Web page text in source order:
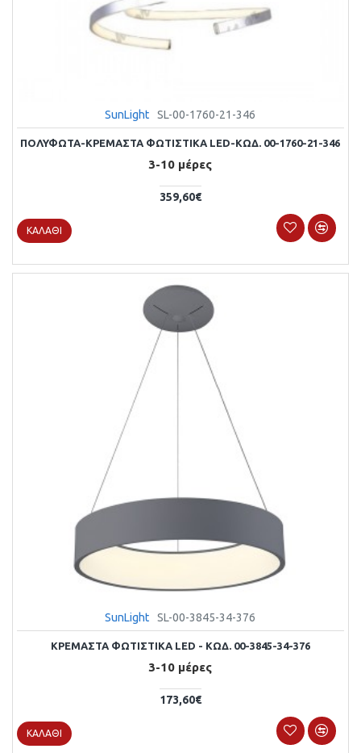
SunLight SL-00-1760-21-346
ΠΟΛΥΦΩΤΑ-ΚΡΕΜΑΣΤΑ ΦΩΤΙΣΤΙΚΑ LED-ΚΩΔ. 00-1760-21-346
3-10 μέρες
359,60€
ΚΑΛΆΘΙ
SunLight SL-00-3845-34-376
ΚΡΕΜΑΣΤΑ ΦΩΤΙΣΤΙΚΑ LED - ΚΩΔ. 00-3845-34-376
3-10 μέρες
173,60€
ΚΑΛΆΘΙ